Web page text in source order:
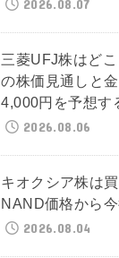
2026.08.07
三菱UFJ株はど
の株価見通しと
4,000円を予想す
2026.08.06
キオクシア株は
NAND価格から
2026.08.04